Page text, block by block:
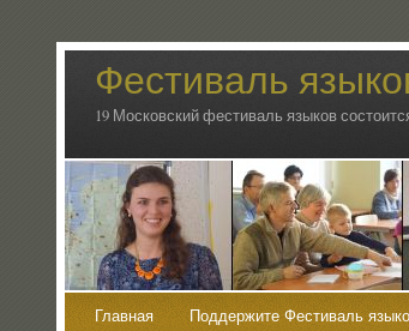
Фестиваль
19 Московский фестиваль языков
Главная Поддержите Фестиваль